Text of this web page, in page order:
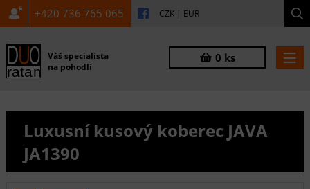
+420 736 765 065 CZK | EUR
Váš specialista
na pohodlí
0 ks
Luxusní kusový koberec JAVA
JA1390